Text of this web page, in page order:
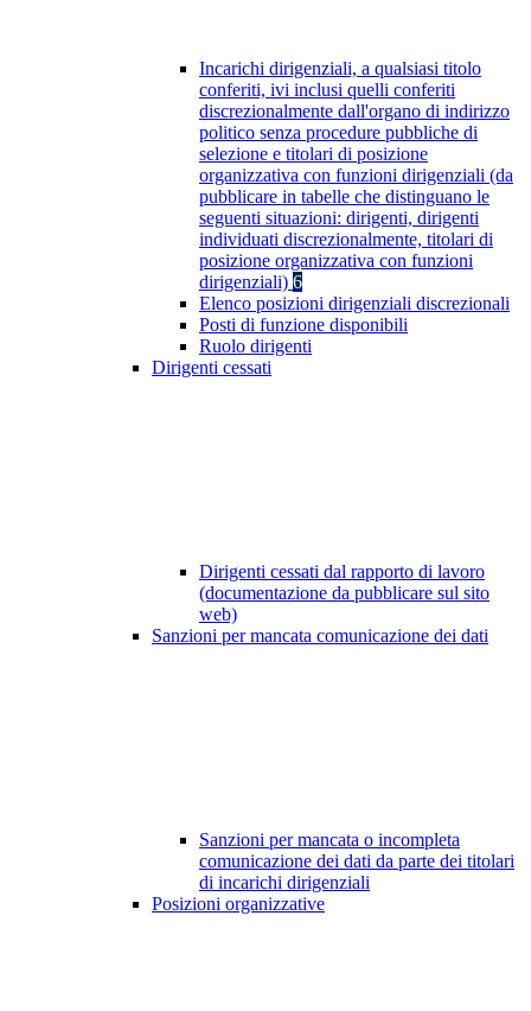
Incarichi dirigenziali, a qualsiasi titolo
conferiti, ivi inclusi quelli conferiti
discrezionalmente dall'organo di indirizzo
politico senza procedure pubbliche di
selezione e titolari di posizione
organizzativa con funzioni dirigenziali (da
pubblicare in tabelle che distinguano le
seguenti situazioni: dirigenti, dirigenti
individuati discrezionalmente, titolari di
posizione organizzativa con funzioni
dirigenziali) 6
Elenco posizioni dirigenziali discrezionali
Posti di funzione disponibili
Ruolo dirigenti
Dirigenti cessati
Dirigenti cessati dal rapporto di lavoro
(documentazione da pubblicare sul sito
web)
Sanzioni per mancata comunicazione dei dati
Sanzioni per mancata o incompleta
comunicazione dei dati da parte dei titolari
di incarichi dirigenziali
Posizioni organizzative